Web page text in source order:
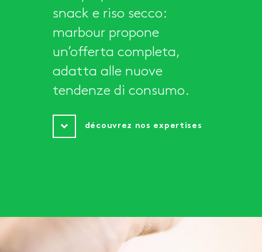
snack e riso secco:
marbour propone
un’offerta completa,
adatta alle nuove
tendenze di consumo.
découvrez nos expertises